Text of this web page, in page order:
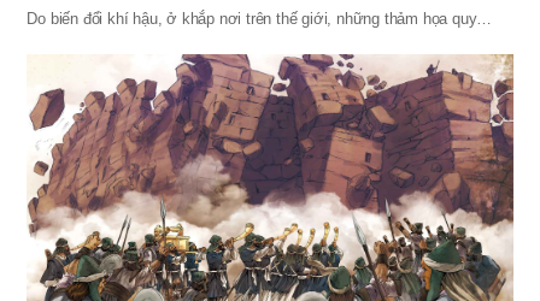
Do biến đổi khí hậu, ở khắp nơi trên thế giới, những thảm họa quy…